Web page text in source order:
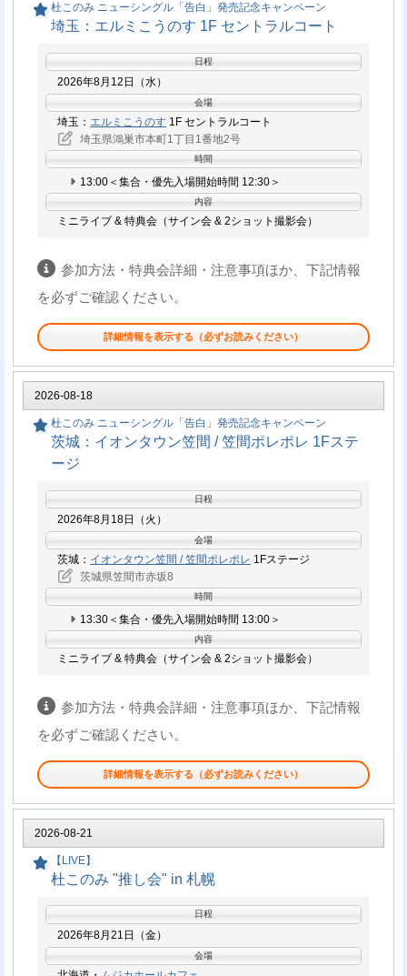
杜このみ ニューシングル「告白」発売記念キャンペーン
埼玉：エルミこうのす 1F セントラルコート
日程
2026年8月12日（水）
会場
埼玉： エルミこうのす 1F セントラルコート
埼玉県鴻巣市本町1丁目1番地2号
時間
13:00＜集合・優先入場開始時間 12:30＞
内容
ミニライブ & 特典会（サイン会 & 2ショット撮影会）
参加方法・特典会詳細・注意事項ほか、下記情報
を必ずご確認ください。
詳細情報を表示する（必ずお読みください）
参加方法
イベント当日、10:00より会場CD売り場にて対象商品をご購入いた
だいたお客様には、［整理番号入り優先入場券］と、ご購入枚数に
応じた『特典券』をお渡しします。
［整理番号入り優先入場券］の配布は、お一人様1枚までと
なり、定員に達し次第、終了となります。
［整理番号入り優先入場券］の番号は【先着】での配布に
なります。
満席の場合は着席エリア以外での立ち見でのご観覧も可能
です。
特典会は、［整理番号入り優先入場券］をお持ちでないお
客様も対象商品ご購入でご参加いただけます。
フト券はご利用いただけません。
イベント対象商品
「告白」
Aタイプ：TECA-26035 / 定価：¥1,700（税込）
Bタイプ：TECA-26036 / 定価：¥1,700（税込）
対象商品をご購入いただき参加券をお持ちのお客さまは、ミ
ニライブ終了後、特典会にご参加いただけます。
2026-08-18
杜このみ ニューシングル「告白」発売記念キャンペーン
茨城：イオンタウン笠間 / 笠間ポレポレ 1Fステ
ージ
日程
2026年8月18日（火）
会場
茨城： イオンタウン笠間 / 笠間ポレポレ 1Fステージ
茨城県笠間市赤坂8
時間
13:30＜集合・優先入場開始時間 13:00＞
内容
ミニライブ & 特典会（サイン会 & 2ショット撮影会）
参加方法・特典会詳細・注意事項ほか、下記情報
を必ずご確認ください。
詳細情報を表示する（必ずお読みください）
参加方法
イベント当日、10:00より会場CD売り場にて対象商品をご購入いた
だいたお客様には、［整理番号入り優先入場券］と、ご購入枚数に
開店前にお越しのお客様は、南側正面入り口にお並びにな
ってお待ちください。
［整理番号入り優先入場券］の配布は、お一人様1枚までと
2026-08-21
【LIVE】
杜このみ "推し会" in 札幌
日程
2026年8月21日（金）
会場